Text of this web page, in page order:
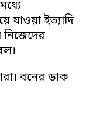
যাওয়া ইত্যাদি
নিজেদের
বনের ডাক